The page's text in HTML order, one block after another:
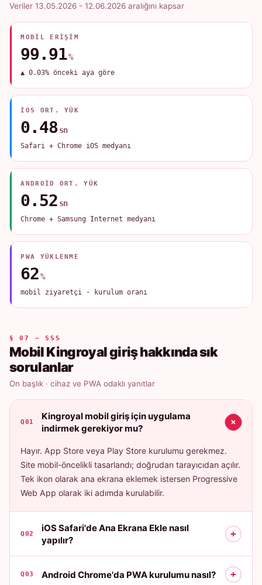
Veriler 13.05.2026 - 12.06.2026 aralığını kapsar
MOBIL ERIŞIM
99.91%
▲ 0.03% önceki aya göre
IOS ORT. YÜK
0.48 sn
Safari + Chrome iOS medyanı
ANDROID ORT. YÜK
0.52 sn
Chrome + Samsung Internet medyanı
PWA YÜKLENME
62%
mobil ziyaretçi · kurulum oranı
§ 07 — SSS
Mobil Kingroyal giriş hakkında sık
sorulanlar
On başlık · cihaz ve PWA odaklı yanıtlar
Q01
Kingroyal mobil giriş için uygulama
indirmek gerekiyor mu?
+
Hayır. App Store veya Play Store kurulumu gerekmez.
Site mobil-öncelikli tasarlandı; doğrudan tarayıcıdan açılır.
Tek ikon olarak ana ekrana eklemek istersen Progressive
Web App olarak iki adımda kurulabilir.
Q02
iOS Safari'de Ana Ekrana Ekle nasıl
yapılır?
+
Q03 Android Chrome'da PWA kurulumu nasıl? +